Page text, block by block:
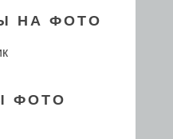
НА ФОТО
ФОТО